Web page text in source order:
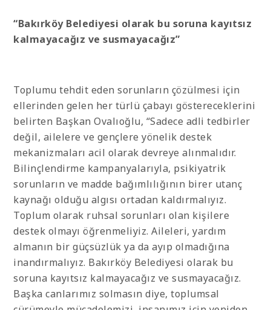
“Bakırköy Belediyesi olarak bu soruna kayıtsız
kalmayacağız ve susmayacağız”
Toplumu tehdit eden sorunların çözülmesi için
ellerinden gelen her türlü çabayı göstereceklerini
belirten Başkan Ovalıoğlu, “Sadece adli tedbirler
değil, ailelere ve gençlere yönelik destek
mekanizmaları acil olarak devreye alınmalıdır.
Bilinçlendirme kampanyalarıyla, psikiyatrik
sorunların ve madde bağımlılığının birer utanç
kaynağı olduğu algısı ortadan kaldırmalıyız.
Toplum olarak ruhsal sorunları olan kişilere
destek olmayı öğrenmeliyiz. Aileleri, yardım
almanın bir güçsüzlük ya da ayıp olmadığına
inandırmalıyız. Bakırköy Belediyesi olarak bu
soruna kayıtsız kalmayacağız ve susmayacağız.
Başka canlarımız solmasın diye, toplumsal